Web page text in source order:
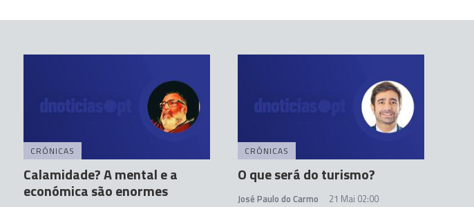
CRÓNICAS
Calamidade? A mental e a
económica são enormes
CRÓNICAS
O que será do turismo?
José Paulo do Carmo 21 Mai 02:00